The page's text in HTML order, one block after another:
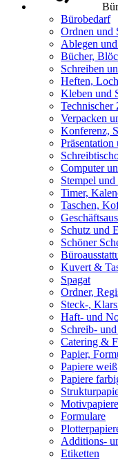
Bürobedarf
Ordnen und
Ablegen
Bücher,
Schreiben
Heften,
Kleben und
Technischer
Verpacken
Konferenz,
Präsentation
Computer
Stempel
Timer,
Taschen,
Schutz und
Schöner
Kuvert &
Spagat
Ordner,
Steck-,
Haft- und
Schreib-
Catering &
Papier,
Papiere weiß
Papiere
Motivpapiere
Formulare
Additions-
Etiketten